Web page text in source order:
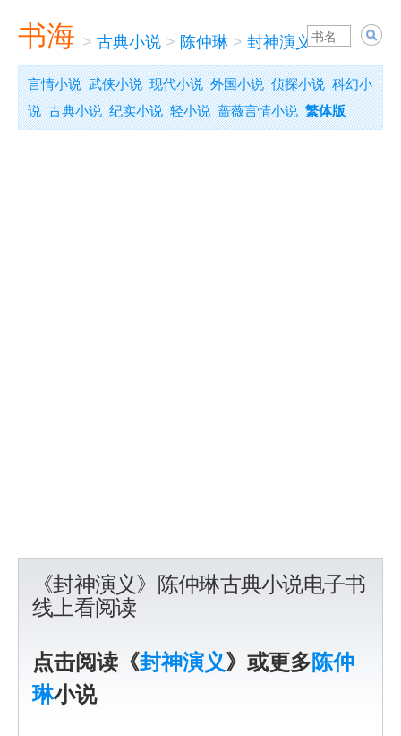
书海 > 古典小说 > 陈仲琳 > 封神演义
言情小说 武侠小说 现代小说 外国小说 侦探小说 科幻小
说 古典小说 纪实小说 轻小说 蔷薇言情小说 繁体版
《封神演义》陈仲琳古典小说电子书
线上看阅读
点击阅读《封神演义》或更多陈仲
琳小说